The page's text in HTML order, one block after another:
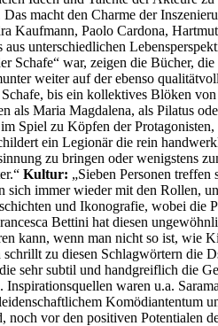
macht den Charme der
Kaufmann, Paolo Cardona,
unterschiedlichen
Schafe“ war, zeigen die Bücher,
weiter auf der ebenso
bis ein kollektives Blöken
als Maria Magdalena, als Pilatus
Spiel zu Köpfen der
ein Legionär die rein
zu bringen oder wenigstens
Kultur: „Sieben Personen
immer wieder mit den Rollen,
und Ikonografie, wobei die
Bettini hat diesen
kann, wenn man nicht so ist, wie
zu diesen Schlagwörtern die
sehr subtil und handgreiflich die
waren u.a.
Komödiantentum
vor den positiven Potentialen